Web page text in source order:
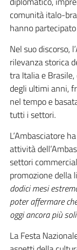
comunità italo-
hanno
Nel suo discorso,
rilevanza storica
tra Italia e
degli ultimi anni,
nel tempo e
tutti i settori.
L’Ambasciatore
attività
settori
promozione della
dodici mesi
poter affermare
oggi ancora più
La Festa